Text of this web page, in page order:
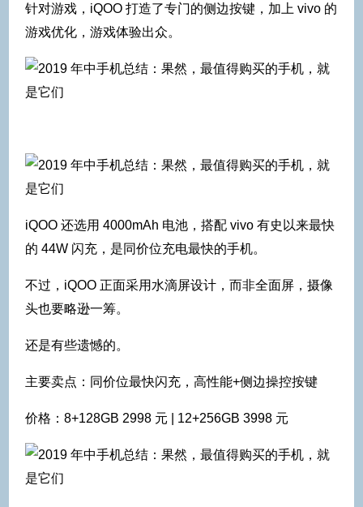
针对游戏，iQOO 打造了专门的侧边按键，加上 vivo 的
游戏优化，游戏体验出众。
iQOO 还选用 4000mAh 电池，搭配 vivo 有史以来最快
的 44W 闪充，是同价位充电最快的手机。
不过，iQOO 正面采用水滴屏设计，而非全面屏，摄像
头也要略逊一筹。
还是有些遗憾的。
主要卖点：同价位最快闪充，高性能+侧边操控按键
价格：8+128GB 2998 元 | 12+256GB 3998 元